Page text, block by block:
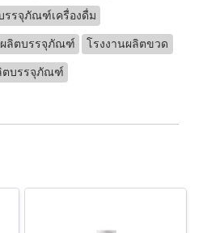
รรจุภัณฑ์เครื่องดื่ม
ผลิตบรรจุภัณฑ์ โรงงานผลิตขวด
ตบรรจุภัณฑ์